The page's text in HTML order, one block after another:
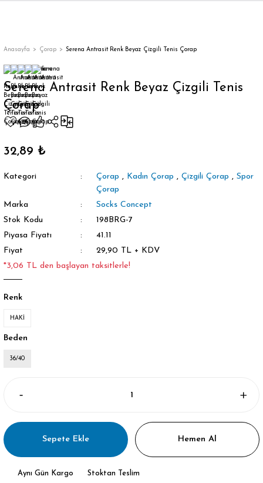
Anasayfa Çorap Serena Antrasit Renk Beyaz Çizgili Tenis Çorap
Serena Antrasit Renk Beyaz Çizgili Tenis
Çorap
32,89 ₺
Kategori Çorap , Kadın Çorap , Çizgili Çorap , Spor
Çorap
Marka
Socks Concept
Stok Kodu
198BRG-7
Piyasa Fiyatı
41.11
Fiyat
29,90 TL + KDV
*3,06 TL den başlayan taksitlerle!
Renk
HAKİ
Beden
36/40
Sepete Ekle Hemen Al
Aynı Gün Kargo Stoktan Teslim